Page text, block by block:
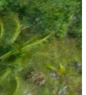
دخول الشريك